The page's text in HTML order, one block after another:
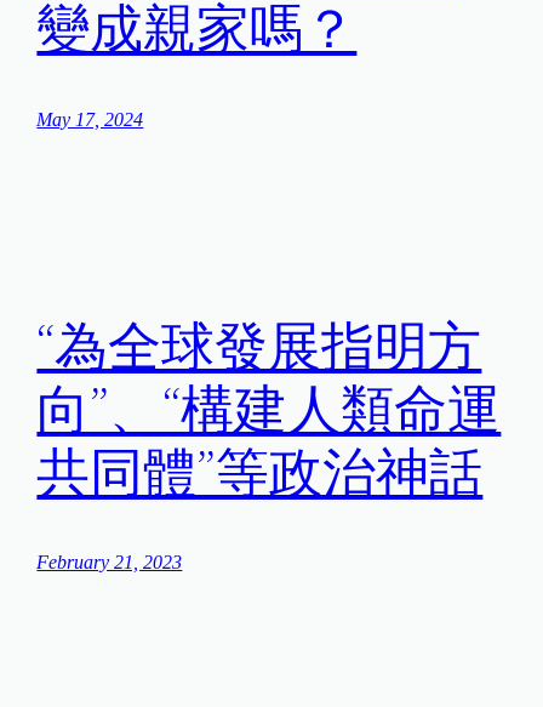
變成親家嗎？
May 17, 2024
“為全球發展指明方
向”、“構建人類命運
共同體”等政治神話
February 21, 2023